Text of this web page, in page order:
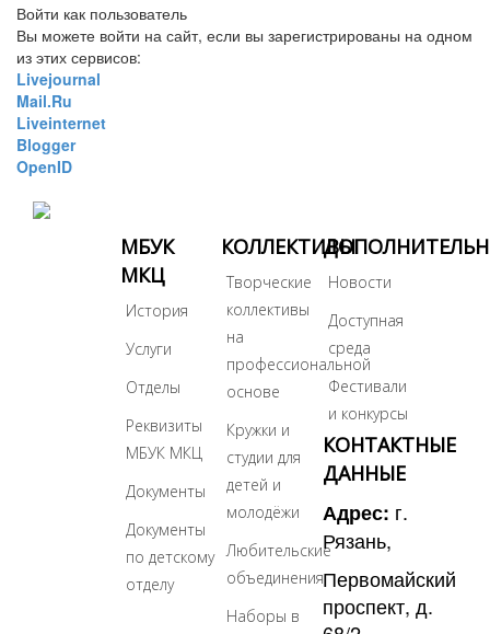
Войти как пользователь
Вы можете войти на сайт, если вы зарегистрированы на одном
из этих сервисов:
Livejournal
Mail.Ru
Liveinternet
Blogger
OpenID
МБУК
МКЦ
История
Услуги
Отделы
Реквизиты
МБУК МКЦ
Документы
Документы
по детскому
отделу
КОЛЛЕКТИВЫ
Творческие
коллективы
на
профессиональной
основе
Кружки и
студии для
детей и
молодёжи
Любительские
объединения
Наборы в
Новости
Доступная
среда
Фестивали
и конкурсы
КОНТАКТНЫЕ
ДАННЫЕ
Адрес: г.
Рязань,
Первомайский
проспект, д.